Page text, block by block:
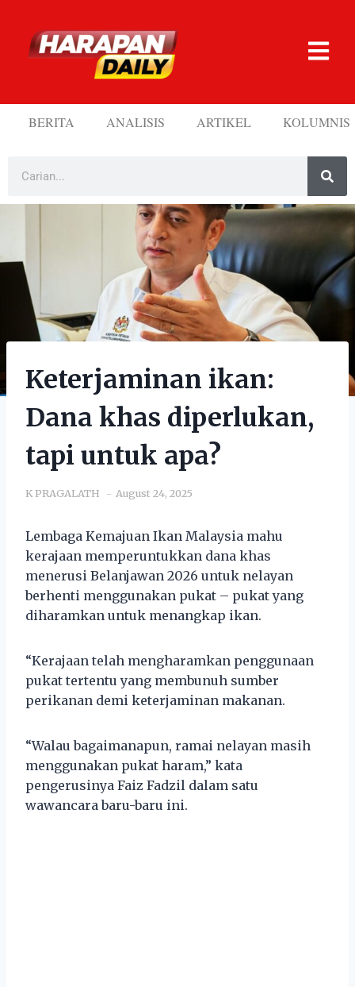
BERITA ANALISIS ARTIKEL KOLUMNIS
Keterjaminan ikan:
Dana khas diperlukan,
tapi untuk apa?
K PRAGALATH August 24, 2025
Lembaga Kemajuan Ikan Malaysia mahu
kerajaan memperuntukkan dana khas
menerusi Belanjawan 2026 untuk nelayan
berhenti menggunakan pukat – pukat yang
diharamkan untuk menangkap ikan.
“Kerajaan telah mengharamkan penggunaan
pukat tertentu yang membunuh sumber
perikanan demi keterjaminan makanan.
“Walau bagaimanapun, ramai nelayan masih
menggunakan pukat haram,” kata
pengerusinya Faiz Fadzil dalam satu
wawancara baru-baru ini.